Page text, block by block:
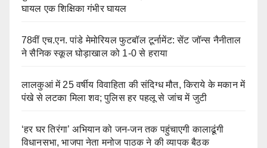
घायल एक शिक्षिका गंभीर घायल
78वीं एच.एन. पांडे मेमोरियल फुटबॉल टूर्नामेंट: सेंट जॉन्स नैनीताल
ने सैनिक स्कूल घोड़ाखाल को 1-0 से हराया
लालकुआं में 25 वर्षीय विवाहिता की संदिग्ध मौत, किराये के मकान में
पंखे से लटका मिला शव; पुलिस हर पहलू से जांच में जुटी
‘हर घर तिरंगा’ अभियान को जन-जन तक पहुंचाएगी कालाढूंगी
विधानसभा, भाजपा नेता मनोज पाठक ने की व्यापक बैठक